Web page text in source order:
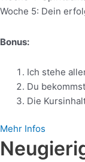
Woche 5: Dein
Bonus:
Ich stehe
Du
Die
Mehr Infos